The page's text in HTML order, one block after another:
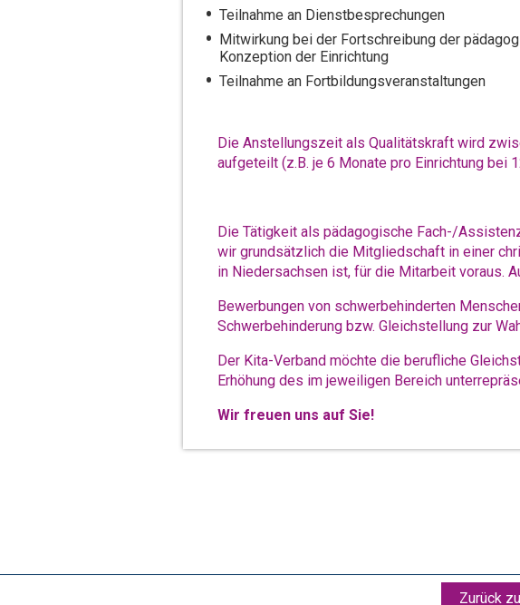
Teilnahme an Dienstbesprechungen
Mitwirkung bei der Fortschreibung der
Konzeption der Einrichtung
Teilnahme an Fortbildungsveranstaltungen
Die Anstellungszeit als Qualitätskraft wird
aufgeteilt (z.B. je 6 Monate pro Einrichtung bei
Die Tätigkeit als pädagogische Fach-/
wir grundsätzlich die Mitgliedschaft in einer
in Niedersachsen ist, für die Mitarbeit voraus.
Bewerbungen von schwerbehinderten
Schwerbehinderung bzw. Gleichstellung zur
Der Kita-Verband möchte die berufliche
Erhöhung des im jeweiligen Bereich
Wir freuen uns auf Sie!
Zurück